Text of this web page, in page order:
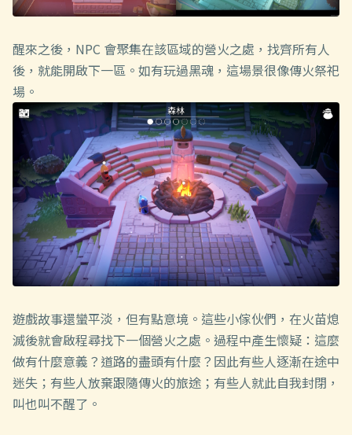
醒來之後，NPC 會聚集在該區域的營火之處，找齊所有人
後，就能開啟下一區。如有玩過黑魂，這場景很像傳火祭祀
場。
遊戲故事還蠻平淡，但有點意境。這些小傢伙們，在火苗熄
滅後就會啟程尋找下一個營火之處。過程中產生懷疑：這麼
做有什麼意義？道路的盡頭有什麼？因此有些人逐漸在途中
迷失；有些人放棄跟隨傳火的旅途；有些人就此自我封閉，
叫也叫不醒了。